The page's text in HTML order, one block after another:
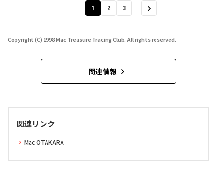
1 2 3
Copyright (C) 1998 Mac Treasure Tracing Club. All rights reserved.
関連情報
関連リンク
Mac OTAKARA